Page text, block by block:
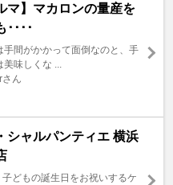
マ】マカロンの量産を
････
手間がかかって面倒なのと、手
味しくな ...
ん
シャルパンティエ 横浜
どもの誕生日をお祝いするケ